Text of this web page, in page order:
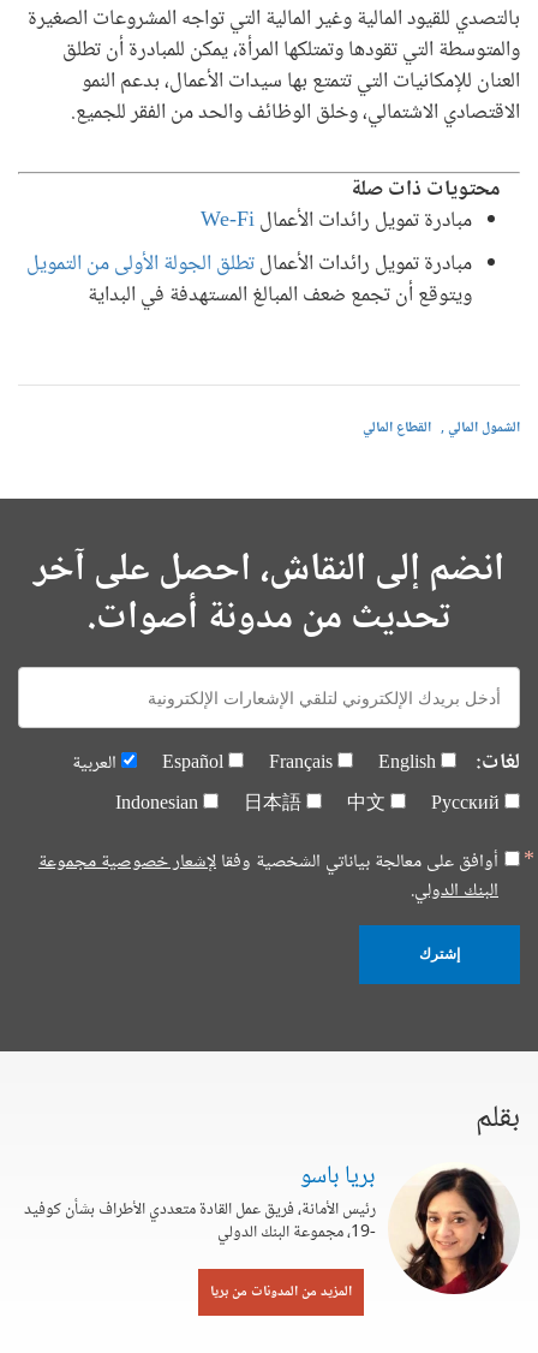
بالتصدي للقيود المالية وغير المالية التي تواجه المشروعات الصغيرة
والمتوسطة التي تقودها وتمتلكها المرأة، يمكن للمبادرة أن تطلق
العنان للإمكانيات التي تتمتع بها سيدات الأعمال، بدعم النمو
الاقتصادي الاشتمالي، وخلق الوظائفوالحد من الفقر للجميع.
محتويات ذات صلة
مبادرة تمويل رائدات الأعمالWe-Fi
مبادرة تمويل رائدات الأعمالتطلق الجولة الأولى من التمويل
ويتوقع أن تجمع ضعف المبالغ المستهدفة في البداية
الشمول المالي القطاع المالي
انضم إلى النقاش، احصل على آخر
تحديث من مدونة أصوات.
E-
mail:
لغات: English
Français
Español
العربية
Русский
中文
日本語
Indonesian
أوافق على معالجة بياناتي الشخصية وفقالإشعار خصوصية مجموعة
البنك الدولي.
إشترك
بقلم
بريا باسو
رئيس الأمانة، فريق عمل القادة متعددي الأطراف بشأن كوفيد
-19، مجموعة البنك الدولي
المزيد من المدونات من بريا